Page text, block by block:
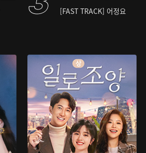
[FAST TRACK] 어정요